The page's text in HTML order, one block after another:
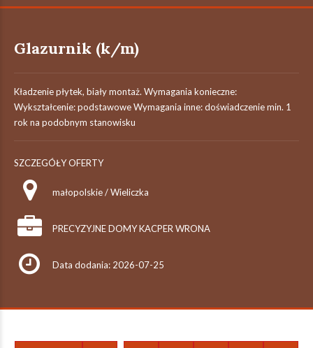
Glazurnik (k/m)
Kładzenie płytek, biały montaż. Wymagania konieczne:
Wykształcenie: podstawowe Wymagania inne: doświadczenie min. 1
rok na podobnym stanowisku
SZCZEGÓŁY OFERTY
małopolskie / Wieliczka
PRECYZYJNE DOMY KACPER WRONA
Data dodania: 2026-07-25